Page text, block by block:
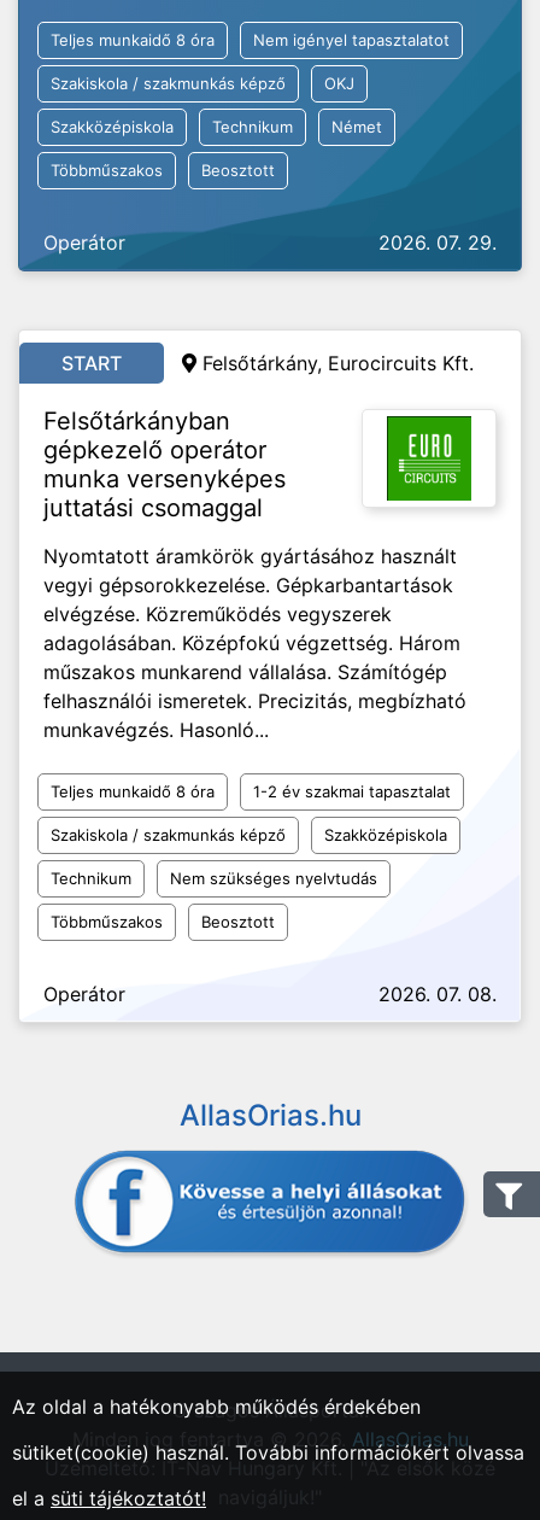
Teljes munkaidő 8 óra Nem igényel tapasztalatot
Szakiskola / szakmunkás képző OKJ
Szakközépiskola Technikum Német
Többműszakos Beosztott
Operátor 2026. 07. 29.
START Felsőtárkány, Eurocircuits Kft.
Felsőtárkányban
gépkezelő operátor
munka versenyképes
juttatási csomaggal
Nyomtatott áramkörök gyártásához használt
vegyi gépsorokkezelése. Gépkarbantartások
elvégzése. Közreműködés vegyszerek
adagolásában. Középfokú végzettség. Három
műszakos munkarend vállalása. Számítógép
felhasználói ismeretek. Precizitás, megbízható
munkavégzés. Hasonló...
Teljes munkaidő 8 óra 1-2 év szakmai tapasztalat
Szakiskola / szakmunkás képző Szakközépiskola
Technikum Nem szükséges nyelvtudás
Többműszakos Beosztott
Operátor 2026. 07. 08.
AllasOrias.hu
"Országos Állásportál."
Minden jog fentartva © 2026. AllasOrias.hu
Üzemeltető: IT-Nav Hungary Kft. | "Az elsők közé
Az oldal a hatékonyabb működés érdekében
sütiket(cookie) használ. További információkért olvassa
el a süti tájékoztatót!